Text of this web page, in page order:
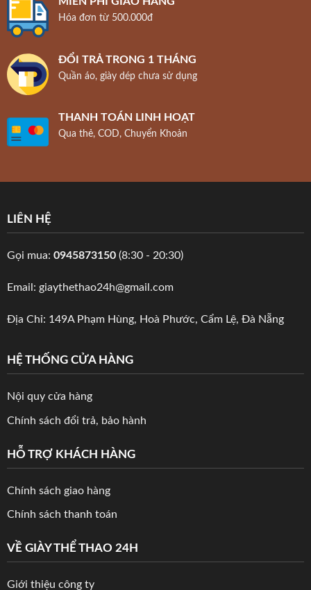
Hóa đơn từ 500.000đ
ĐỔI TRẢ TRONG 1 THÁNG
Quần áo, giày dép chưa sử dụng
THANH TOÁN LINH HOẠT
Qua thẻ, COD, Chuyển Khoản
LIÊN HỆ
Gọi mua: 0945873150(8:30 - 20:30)
Email: giaythethao24h@gmail.com
Địa Chỉ: 149A Phạm Hùng, Hoà Phước, Cẩm Lệ, Đà Nẵng
HỆ THỐNG CỬA HÀNG
Nội quy cửa hàng
Chính sách đổi trả, bảo hành
HỖ TRỢ KHÁCH HÀNG
Chính sách giao hàng
Chính sách thanh toán
VỀ GIÀY THỂ THAO 24H
Giới thiệu công ty